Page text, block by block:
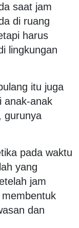
saat jam
di ruang
harus
lingkungan
itu juga
anak-anak
gurunya
pada waktu
yang
jam
dan